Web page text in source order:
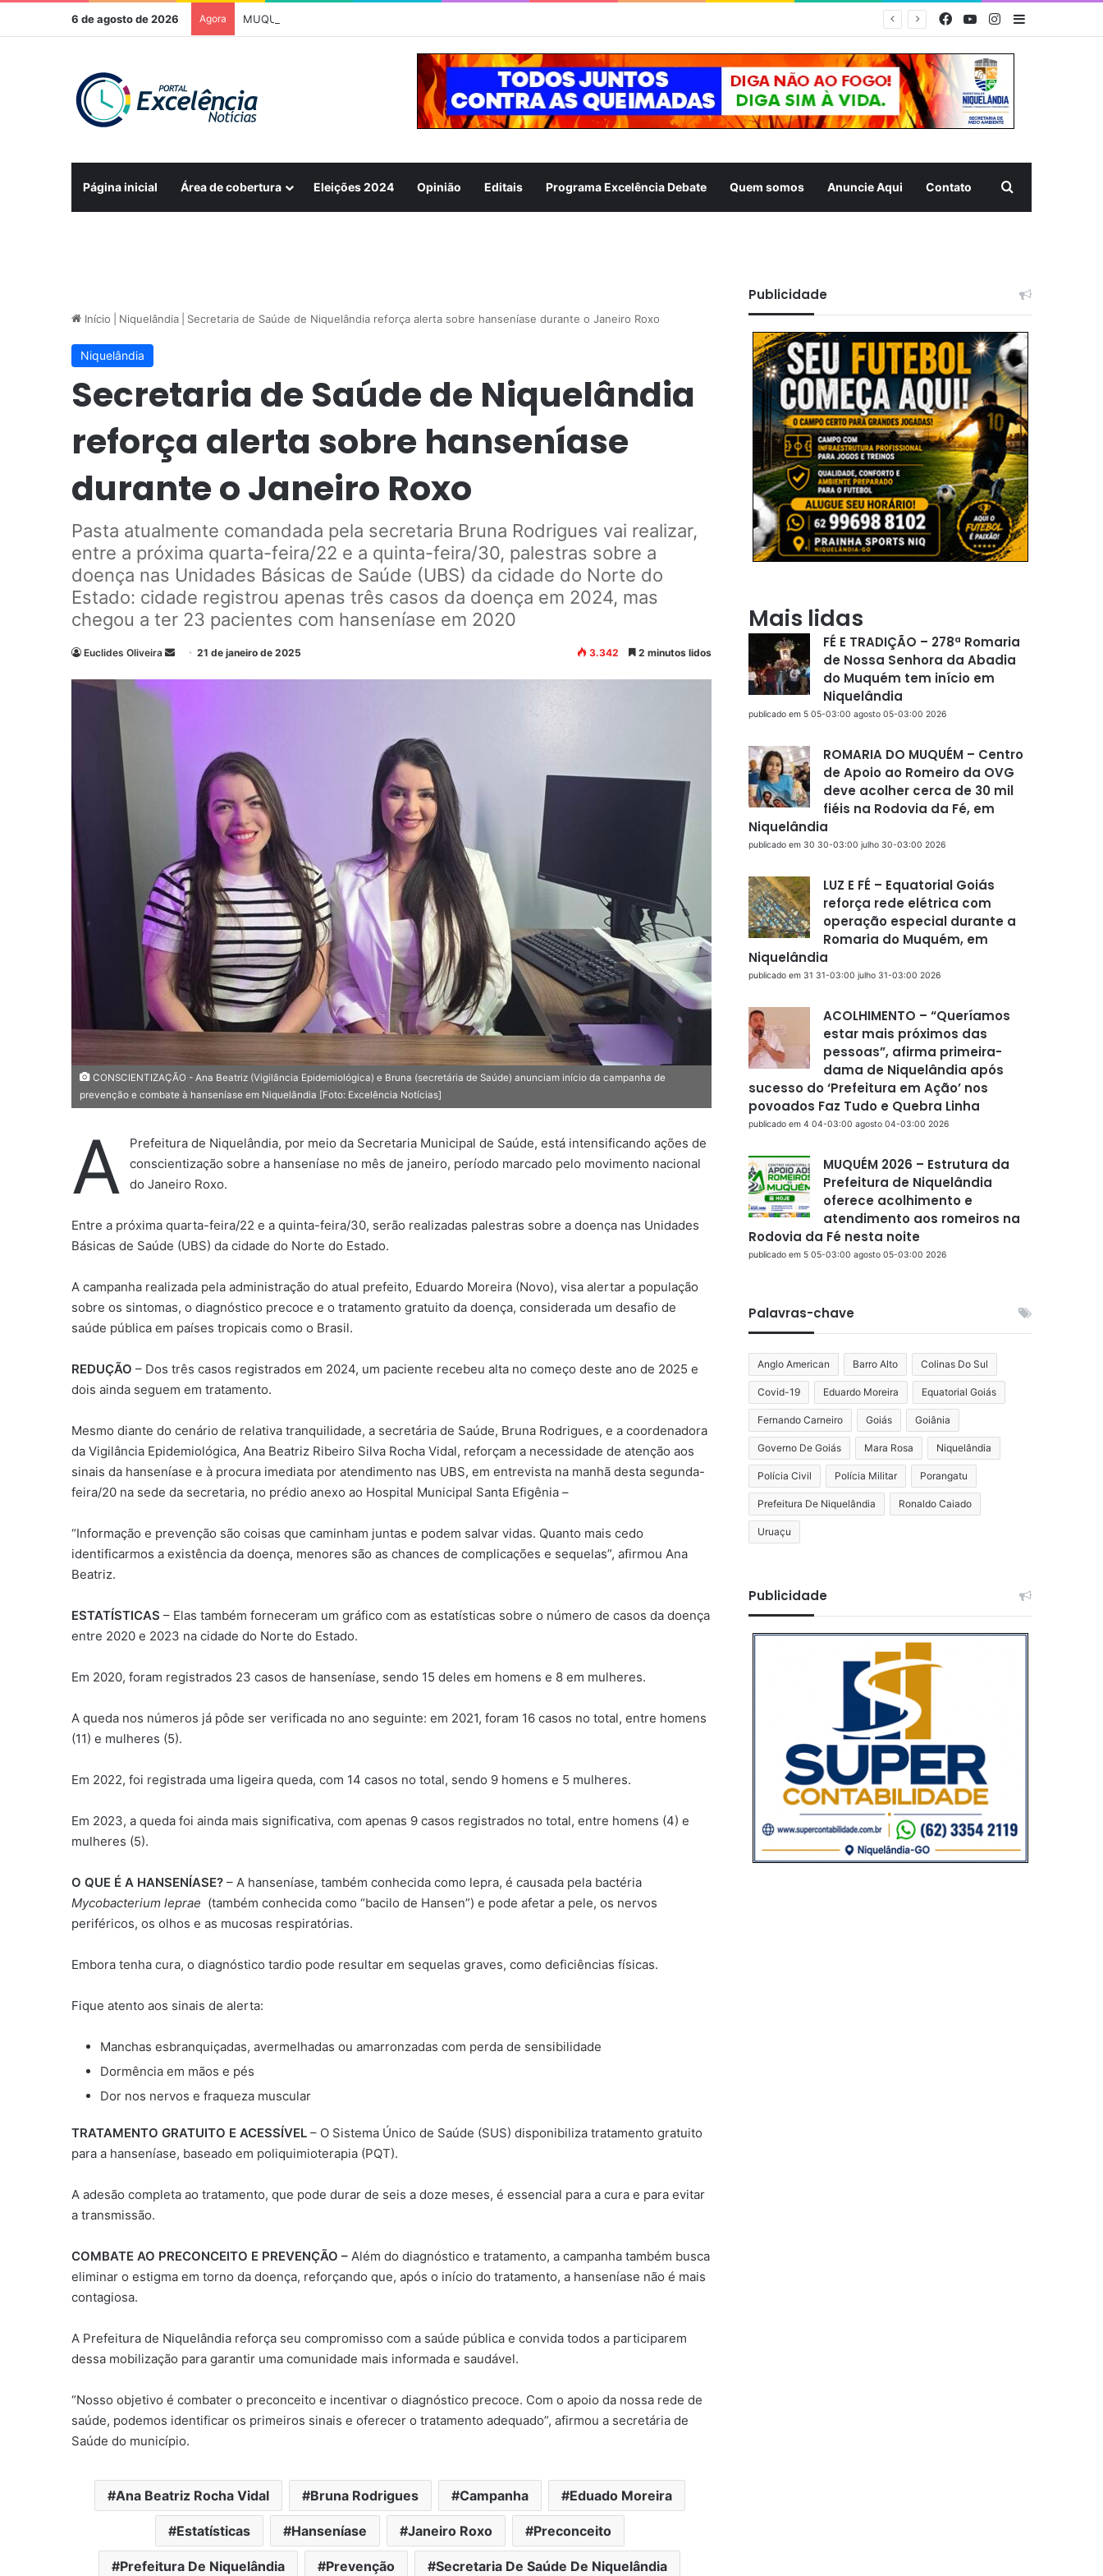
6 de agosto de 2026 Agora FacebookYouTubeInstagram
Página inicial Área de cobertura Eleições 2024 Opinião Editais Programa Excelência Debate Quem somos Anuncie Aqui Contato
Início Niquelândia Secretaria de Saúde de Niquelândia reforça alerta sobre hanseníase durante o Janeiro Roxo
Niquelândia
Secretaria de Saúde de Niquelândia
reforça alerta sobre hanseníase
durante o Janeiro Roxo
Pasta atualmente comandada pela secretaria Bruna Rodrigues vai realizar,
entre a próxima quarta-feira/22 e a quinta-feira/30, palestras sobre a
doença nas Unidades Básicas de Saúde (UBS) da cidade do Norte do
Estado: cidade registrou apenas três casos da doença em 2024, mas
chegou a ter 23 pacientes com hanseníase em 2020
Euclides Oliveira
i
l
21 de janeiro de 2025 3.342 2 minutos lidos
CONSCIENTIZAÇÃO - Ana Beatriz (Vigilância Epidemiológica) e Bruna (secretária de Saúde) anunciam início da campanha de
prevenção e combate à hanseníase em Niquelândia [Foto: Excelência Notícias]
A
Prefeitura de Niquelândia, por meio da Secretaria Municipal de Saúde, está intensificando ações de
conscientização sobre a hanseníase no mês de janeiro, período marcado pelo movimento nacional
do Janeiro Roxo.
Entre a próxima quarta-feira/22 e a quinta-feira/30, serão realizadas palestras sobre a doença nas Unidades
Básicas de Saúde (UBS) da cidade do Norte do Estado.
A campanha realizada pela administração do atual prefeito, Eduardo Moreira (Novo), visa alertar a população
sobre os sintomas, o diagnóstico precoce e o tratamento gratuito da doença, considerada um desafio de
saúde pública em países tropicais como o Brasil.
REDUÇÃO – Dos três casos registrados em 2024, um paciente recebeu alta no começo deste ano de 2025 e
dois ainda seguem em tratamento.
Mesmo diante do cenário de relativa tranquilidade, a secretária de Saúde, Bruna Rodrigues, e a coordenadora
da Vigilância Epidemiológica, Ana Beatriz Ribeiro Silva Rocha Vidal, reforçam a necessidade de atenção aos
sinais da hanseníase e à procura imediata por atendimento nas UBS, em entrevista na manhã desta segunda-
feira/20 na sede da secretaria, no prédio anexo ao Hospital Municipal Santa Efigênia –
“Informação e prevenção são coisas que caminham juntas e podem salvar vidas. Quanto mais cedo
identificarmos a existência da doença, menores são as chances de complicações e sequelas”, afirmou Ana
Beatriz.
ESTATÍSTICAS – Elas também forneceram um gráfico com as estatísticas sobre o número de casos da doença
entre 2020 e 2023 na cidade do Norte do Estado.
Em 2020, foram registrados 23 casos de hanseníase, sendo 15 deles em homens e 8 em mulheres.
A queda nos números já pôde ser verificada no ano seguinte: em 2021, foram 16 casos no total, entre homens
(11) e mulheres (5).
Em 2022, foi registrada uma ligeira queda, com 14 casos no total, sendo 9 homens e 5 mulheres.
Em 2023, a queda foi ainda mais significativa, com apenas 9 casos registrados no total, entre homens (4) e
mulheres (5).
O QUE É A HANSENÍASE? – A hanseníase, também conhecida como lepra, é causada pela bactéria
Mycobacterium leprae (também conhecida como “bacilo de Hansen”) e pode afetar a pele, os nervos
periféricos, os olhos e as mucosas respiratórias.
Embora tenha cura, o diagnóstico tardio pode resultar em sequelas graves, como deficiências físicas.
Fique atento aos sinais de alerta:
Manchas esbranquiçadas, avermelhadas ou amarronzadas com perda de sensibilidade
Dormência em mãos e pés
Dor nos nervos e fraqueza muscular
TRATAMENTO GRATUITO E ACESSÍVEL – O Sistema Único de Saúde (SUS) disponibiliza tratamento gratuito
para a hanseníase, baseado em poliquimioterapia (PQT).
A adesão completa ao tratamento, que pode durar de seis a doze meses, é essencial para a cura e para evitar
a transmissão.
COMBATE AO PRECONCEITO E PREVENÇÃO – Além do diagnóstico e tratamento, a campanha também busca
eliminar o estigma em torno da doença, reforçando que, após o início do tratamento, a hanseníase não é mais
contagiosa.
A Prefeitura de Niquelândia reforça seu compromisso com a saúde pública e convida todos a participarem
dessa mobilização para garantir uma comunidade mais informada e saudável.
“Nosso objetivo é combater o preconceito e incentivar o diagnóstico precoce. Com o apoio da nossa rede de
saúde, podemos identificar os primeiros sinais e oferecer o tratamento adequado”, afirmou a secretária de
Saúde do município.
Ana Beatriz Rocha Vidal Bruna Rodrigues Campanha Eduado Moreira
Estatísticas Hanseníase Janeiro Roxo Preconceito
Prefeitura De Niquelândia Prevenção Secretaria De Saúde De Niquelândia
FIM DE LINHA – Criminoso que
anos morre em confronto com a
PM em Niquelândia
o SUS em Niquelândia
FOI DADA A LARGADA – Competição
inédita de kart coloca Niquelândia
na rota dos pilotos do Norte de
Goiás
Publicidade
Mais lidas
FÉ E TRADIÇÃO – 278ª Romaria
de Nossa Senhora da Abadia
do Muquém tem início em
Niquelândia
publicado em 5 05-03:00 agosto 05-03:00 2026
ROMARIA DO MUQUÉM – Centro
de Apoio ao Romeiro da OVG
deve acolher cerca de 30 mil
fiéis na Rodovia da Fé, em
Niquelândia
publicado em 30 30-03:00 julho 30-03:00 2026
LUZ E FÉ – Equatorial Goiás
reforça rede elétrica com
operação especial durante a
Romaria do Muquém, em
Niquelândia
publicado em 31 31-03:00 julho 31-03:00 2026
ACOLHIMENTO – “Queríamos
estar mais próximos das
pessoas”, afirma primeira-
dama de Niquelândia após
sucesso do ‘Prefeitura em Ação’ nos
povoados Faz Tudo e Quebra Linha
publicado em 4 04-03:00 agosto 04-03:00 2026
MUQUÉM 2026 – Estrutura da
Prefeitura de Niquelândia
oferece acolhimento e
atendimento aos romeiros na
Rodovia da Fé nesta noite
publicado em 5 05-03:00 agosto 05-03:00 2026
Palavras-chave
Anglo American Barro Alto Colinas Do Sul
Covid-19 Eduardo Moreira Equatorial Goiás
Fernando Carneiro Goiás Goiânia
Governo De Goiás Mara Rosa Niquelândia
Polícia Civil Polícia Militar Porangatu
Prefeitura De Niquelândia Ronaldo Caiado
Uruaçu
Publicidade